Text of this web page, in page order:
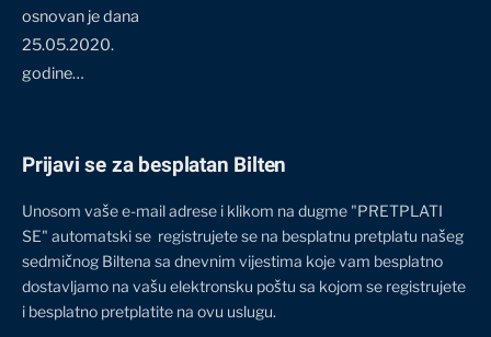
osnovan je dana
25.05.2020.
godine…
Prijavi se za besplatan Bilten
Unosom vaše e-mail adrese i klikom na dugme "PRETPLATI
SE" automatski se registrujete se na besplatnu pretplatu našeg
sedmičnog Biltena sa dnevnim vijestima koje vam besplatno
dostavljamo na vašu elektronsku poštu sa kojom se registrujete
i besplatno pretplatite na ovu uslugu.